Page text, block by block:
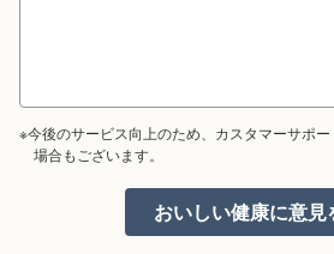
※今後のサービス向上のため、カスタマーサポ
場合もございます。